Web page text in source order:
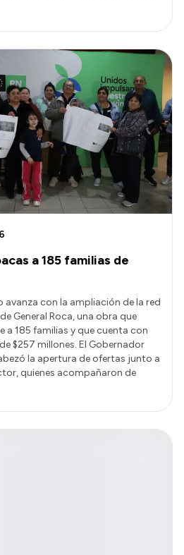
a 185 familias de
avanza con la ampliación de la red
General Roca, una obra que
a 185 familias y que cuenta con
$257 millones. El Gobernador
la apertura de ofertas junto a
quienes acompañaron de